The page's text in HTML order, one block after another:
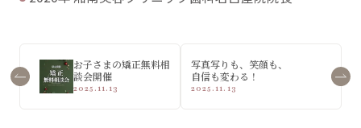
お子さまの矯正無料相
談会開催
2025.11.13
写真写りも、笑顔も、
自信も変わる！
2025.11.13